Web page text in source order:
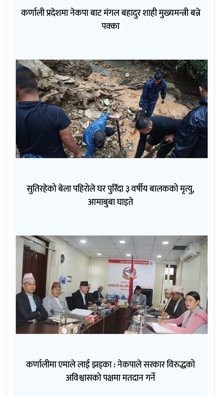
कर्णाली प्रदेशमा नेकपा बाट मंगल बहादुर शाही मुख्यमन्त्री बन्ने
पक्का
सुतिरहेको बेला पहिरोले घर पुरिँदा ३ वर्षीय बालकको मृत्यु,
आमाबुबा घाइते
कर्णालीमा एमाले लाई झड्का : नेकपाले सरकार विरुद्धको
अविश्वासको पक्षमा मतदान गर्ने